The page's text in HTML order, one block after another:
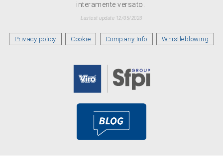
interamente versato.
Lastest update 12/05/2023
Privacy policy Cookie Company Info Whistleblowing